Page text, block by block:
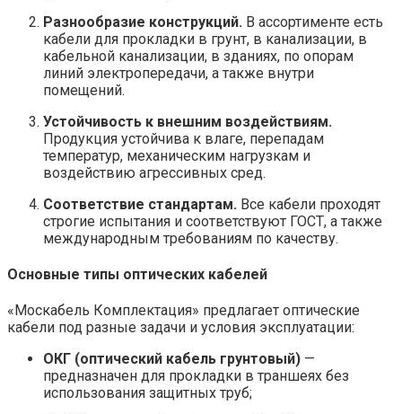
Разнообразие конструкций. В ассортименте есть
кабели для прокладки в грунт, в канализации, в
кабельной канализации, в зданиях, по опорам
линий электропередачи, а также внутри
помещений.
Устойчивость к внешним воздействиям.
Продукция устойчива к влаге, перепадам
температур, механическим нагрузкам и
воздействию агрессивных сред.
Соответствие стандартам. Все кабели проходят
строгие испытания и соответствуют ГОСТ, а также
международным требованиям по качеству.
Основные типы оптических кабелей
«Москабель Комплектация» предлагает оптические
кабели под разные задачи и условия эксплуатации:
ОКГ (оптический кабель грунтовый) —
предназначен для прокладки в траншеях без
использования защитных труб;